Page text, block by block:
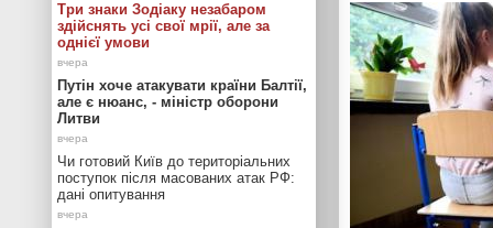
Три знаки Зодіаку незабаром
здійснять усі свої мрії, але за
однієї умови
Путін хоче атакувати країни Балтії,
але є нюанс, - міністр оборони
Литви
Чи готовий Київ до територіальних
поступок після масованих атак РФ:
дані опитування